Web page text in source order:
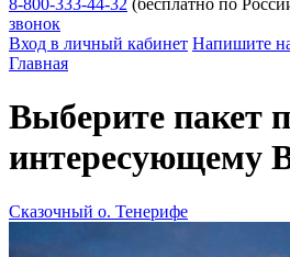
8-800-333-44-32 (бесплатно по
звонок
Вход в личный кабинет Напишите
Главная
Выберите пакет
интересующему
Сказочный о. Тенерифе